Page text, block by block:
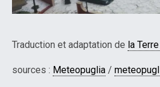
Traduction et adaptation de la
sources : Meteopuglia /